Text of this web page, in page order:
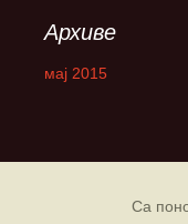
Архиве
мај 2015
Са